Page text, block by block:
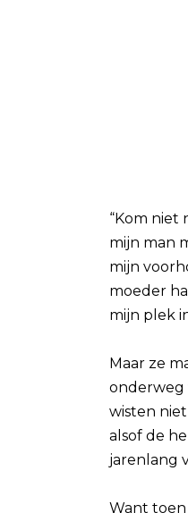
“Kom niet
mijn man
mijn
moeder
mijn plek
Maar ze
onderweg
wisten
alsof de
jarenlang
Want toen